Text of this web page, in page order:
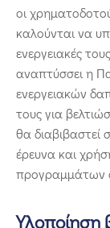
οι
καλούνται να
ενεργειακές
αναπτύσσει η
ενεργειακών
τους για
θα διαβιβαστεί
έρευνα και
προγραμμάτων
Υλοποίηση